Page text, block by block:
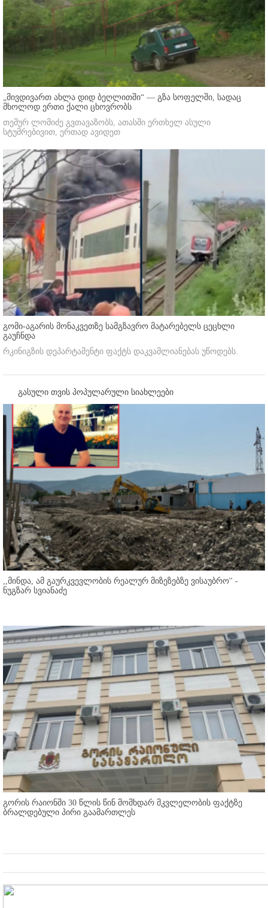
„მივდივართ ახლა დიდ ბეღლითში“ — გზა სოფელში, სადაც
მხოლოდ ერთი ქალი ცხოვრობს
თემურ ლომიძე გვთავაზობს, ათასში ერთხელ ასული
სტუმრებივით, ერთად ავიდეთ
გომი-აგარის მონაკვეთზე სამგზავრო მატარებელს ცეცხლი
გაუჩნდა
რკინიგზის დეპარტამენტი ფაქტს დაკვამლიანებას უწოდებს.
გასული თვის პოპულარული სიახლეები
,,მინდა, ამ გაურკვევლობის რეალურ მიზეზებზე ვისაუბრო'' -
ნუგზარ სვიანაძე
გორის რაიონში 30 წლის წინ მომხდარ მკვლელობის ფაქტზე
ბრალდებული პირი გაამართლეს